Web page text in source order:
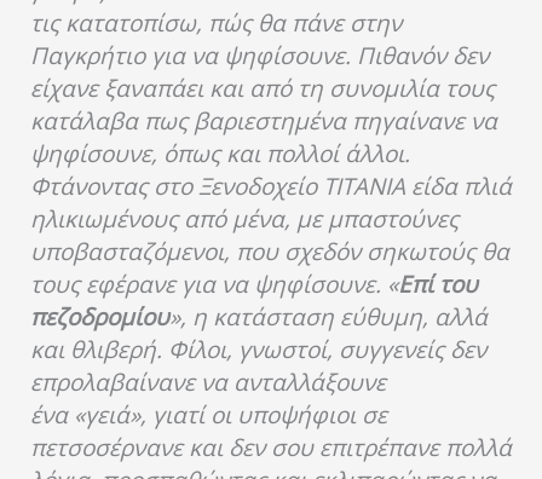
τις κατατοπίσω, πώς θα πάνε στην
Παγκρήτιο για να ψηφίσουνε. Πιθανόν δεν
είχανε ξαναπάει και από τη συνομιλία τους
κατάλαβα πως βαριεστημένα πηγαίνανε να
ψηφίσουνε, όπως και πολλοί άλλοι.
Φτάνοντας στο Ξενοδοχείο ΤΙΤΑΝΙΑ είδα πλιά
ηλικιωμένους από μένα, με μπαστούνες
υποβασταζόμενοι, που σχεδόν σηκωτούς θα
τους εφέρανε για να ψηφίσουνε. «Επί του
πεζοδρομίου», η κατάσταση εύθυμη, αλλά
και θλιβερή. Φίλοι, γνωστοί, συγγενείς δεν
επρολαβαίνανε να ανταλλάξουνε
ένα «γειά», γιατί οι υποψήφιοι σε
πετσοσέρνανε και δεν σου επιτρέπανε πολλά